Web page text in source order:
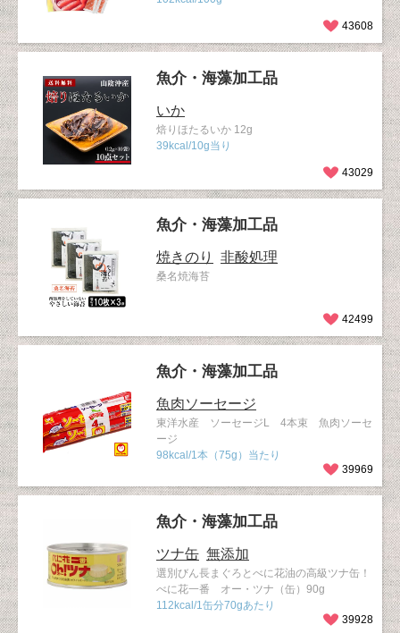
43608
魚介・海藻加工品
いか
焙りほたるいか 12g
39kcal/10g当り
43029
魚介・海藻加工品
焼きのり 非酸処理
桑名焼海苔
42499
魚介・海藻加工品
魚肉ソーセージ
東洋水産 ソーセージL 4本束 魚肉ソーセ
ージ
98kcal/1本（75g）当たり
39969
魚介・海藻加工品
ツナ缶 無添加
選別びん長まぐろとべに花油の高級ツナ缶！
べに花一番 オー・ツナ（缶）90g
112kcal/1缶分70gあたり
39928